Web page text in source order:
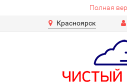
Полная
Красноярск